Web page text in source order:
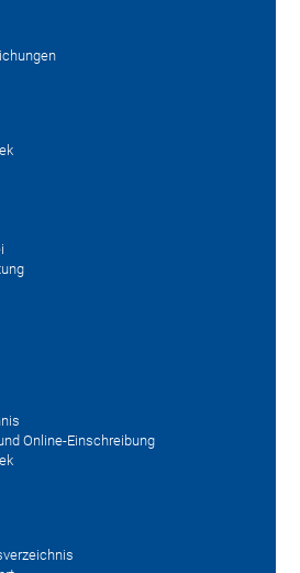
Online-Einschreibung